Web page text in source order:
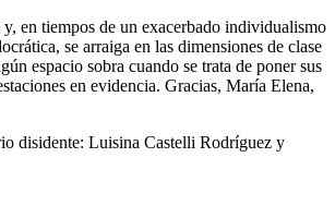
en tiempos de un exacerbado individualismo
se arraiga en las dimensiones de clase
espacio sobra cuando se trata de poner sus
en evidencia. Gracias, María Elena,
disidente: Luisina Castelli Rodríguez y